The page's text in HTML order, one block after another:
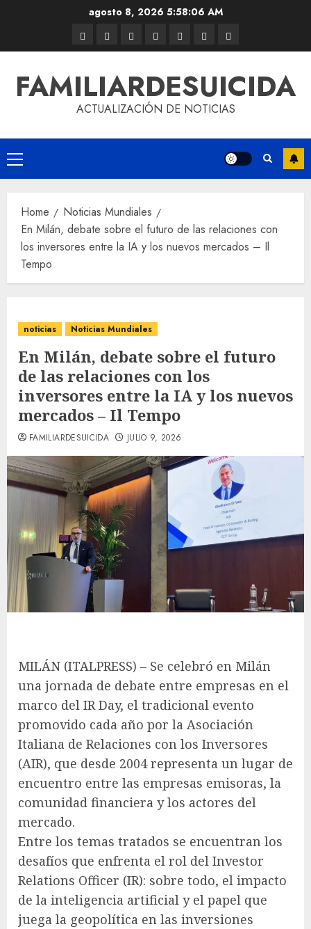
agosto 8, 20265:58:07 AM
FAMILIARDESUICIDA
ACTUALIZACIÓN DE NOTICIAS
Home
Noticias Mundiales
En Milán, debate sobre el futuro de las relaciones con
los inversores entre la IA y los nuevos mercados – Il
Tempo
noticias Noticias Mundiales
En Milán, debate sobre el futuro
de las relaciones con los
inversores entre la IA y los nuevos
mercados – Il Tempo
FAMILIARDESUICIDA JULIO 9, 2026
MILÁN (ITALPRESS) – Se celebró en Milán
una jornada de debate entre empresas en el
marco del IR Day, el tradicional evento
promovido cada año por la Asociación
Italiana de Relaciones con los Inversores
(AIR), que desde 2004 representa un lugar de
encuentro entre las empresas emisoras, la
comunidad financiera y los actores del
mercado.
Entre los temas tratados se encuentran los
desafíos que enfrenta el rol del Investor
Relations Officer (IR): sobre todo, el impacto
de la inteligencia artificial y el papel que
juega la geopolítica en las inversiones